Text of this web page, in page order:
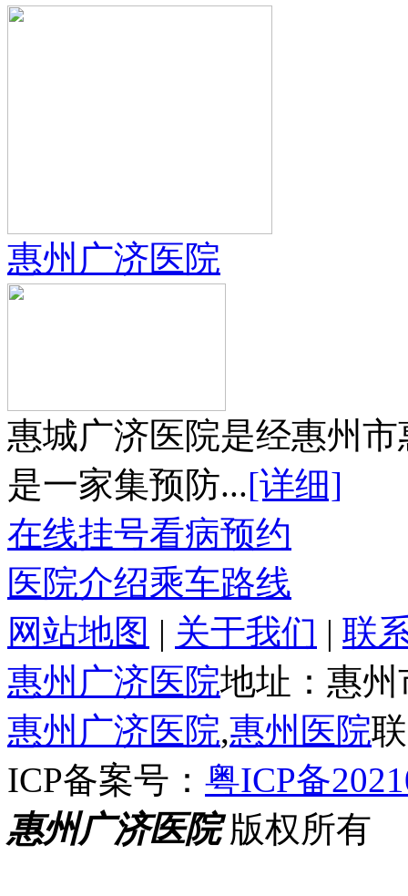
惠州广济医院
惠城广济医院是经惠州
是一家集预防...[详细]
在线挂号看病预约
医院介绍乘车路线
网站地图 | 关于我们 | 联
惠州广济医院地址：惠
惠州广济医院,惠州医院
ICP备案号： 粤ICP备
惠州广济医院版权所有